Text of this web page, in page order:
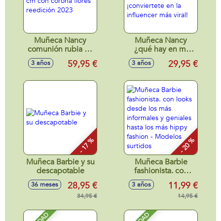
Muñeca Nancy
comunión rubia 48
cm con corona
flores reedición
3 años 59,95 €
Muñeca Nancy
¿qué hay en mi
bolso? 42 cm
¡conviertete en la
viral!
3 años 29,95 €
- 17 %
Muñeca Barbie y su
descapotable
36 meses 28,95 €
34,95 €
- 20 %
Muñeca Barbie
fashionista. con
looks desde los
más informales y
geniales hasta los
Modelos surtidos
3 años 11,99 €
14,95 €